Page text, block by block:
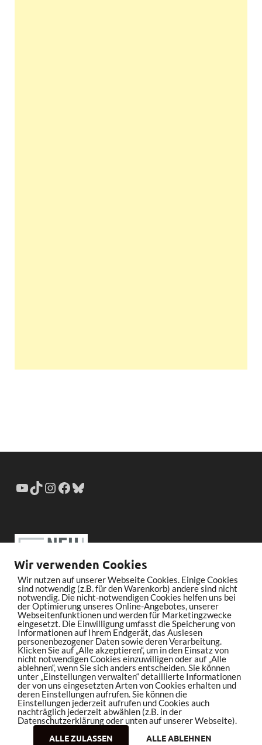
Wir verwenden Cookies
Wir nutzen auf unserer Webseite Cookies. Einige Cookies
sind notwendig (z.B. für den Warenkorb) andere sind nicht
notwendig. Die nicht-notwendigen Cookies helfen uns bei
der Optimierung unseres Online-Angebotes, unserer
Webseitenfunktionen und werden für Marketingzwecke
eingesetzt. Die Einwilligung umfasst die Speicherung von
Informationen auf Ihrem Endgerät, das Auslesen
personenbezogener Daten sowie deren Verarbeitung.
Klicken Sie auf „Alle akzeptieren“, um in den Einsatz von
nicht notwendigen Cookies einzuwilligen oder auf „Alle
ablehnen“, wenn Sie sich anders entscheiden. Sie können
unter „Einstellungen verwalten“ detaillierte Informationen
der von uns eingesetzten Arten von Cookies erhalten und
deren Einstellungen aufrufen. Sie können die
Einstellungen jederzeit aufrufen und Cookies auch
nachträglich jederzeit abwählen (z.B. in der
Datenschutzerklärung oder unten auf unserer Webseite).
ALLE ZULASSEN
ALLE ABLEHNEN